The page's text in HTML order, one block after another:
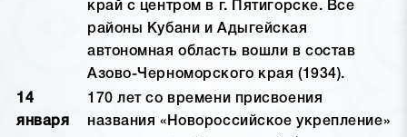
край с центром в г. Пятигорске. Все
районы Кубани и Адыгейская
автономная область вошли в состав
Азово-Черноморского края (1934).
14
января
170 лет со времени присвоения
названия «Новороссийское укрепление»